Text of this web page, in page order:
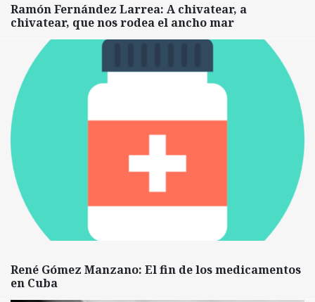
Ramón Fernández Larrea: A chivatear, a
chivatear, que nos rodea el ancho mar
René Gómez Manzano: El fin de los medicamentos
en Cuba